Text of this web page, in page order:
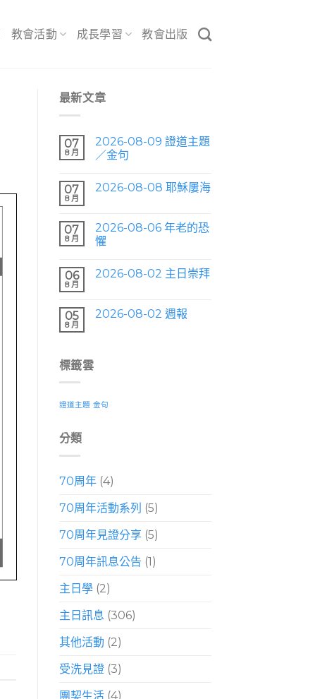
教會活動 成長學習 教會出版
最新文章
07
8 月
2026-08-09 證道主題
／金句
07
8 月
2026-08-08 耶穌屢海
07
8 月
2026-08-06 年老的恐
懼
06
8 月
2026-08-02 主日崇拜
05
8 月
2026-08-02 週報
標籤雲
證道主題 金句
分類
70周年(4)
70周年活動系列 (5)
70周年見證分享(5)
70周年訊息公告 (1)
主日學(2)
主日訊息 (306)
其他活動 (2)
受洗見證(3)
團契生活(4)